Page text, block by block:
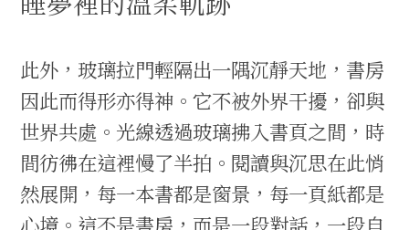
此外，玻璃拉門輕隔出一隅沉靜天地，書房
因此而得形亦得神。它不被外界干擾，卻與
世界共處。光線透過玻璃拂入書頁之間，時
間彷彿在這裡慢了半拍。閱讀與沉思在此悄
然展開，每一本書都是窗景，每一頁紙都是
心境。這不是書房，而是一段對話，一段自